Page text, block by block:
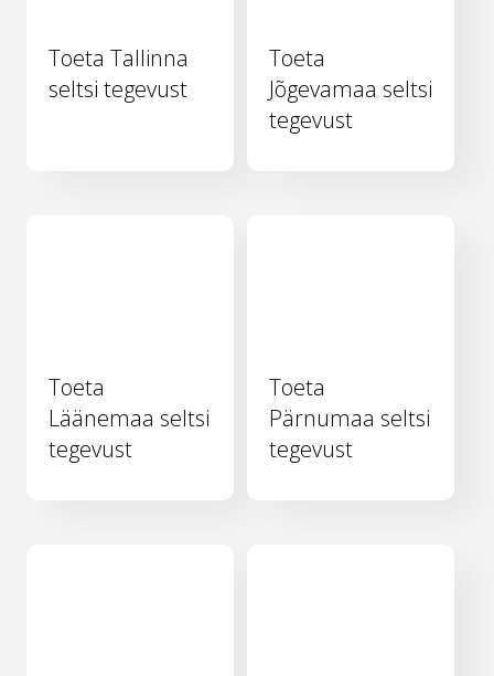
Toeta Tallinna
seltsi tegevust
Toeta
Jõgevamaa seltsi
tegevust
Toeta
Läänemaa seltsi
tegevust
Toeta
Pärnumaa seltsi
tegevust